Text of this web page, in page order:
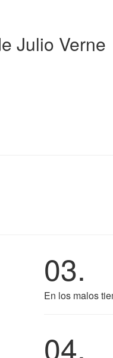
Julio Verne
03.
En los malos
04.